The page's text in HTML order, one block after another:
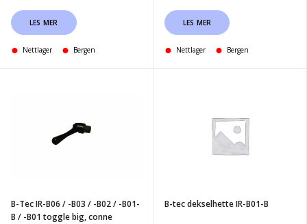
LES MER
Nettlager Bergen
without
brake
LES MER
Nettlager Bergen
/
B-Tec IR-B06 / -B03 / -B02 / -B01-
B / -B01 toggle big, conne
dekselhette
B-tec dekselhette IR-B01-B